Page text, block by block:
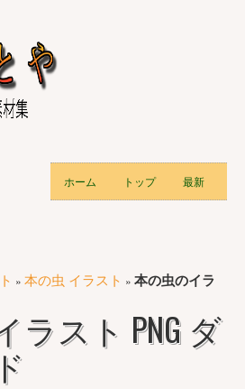
ホーム トップ 最新
» 本の虫 イラスト » 本の虫のイラ
ラスト PNG ダ